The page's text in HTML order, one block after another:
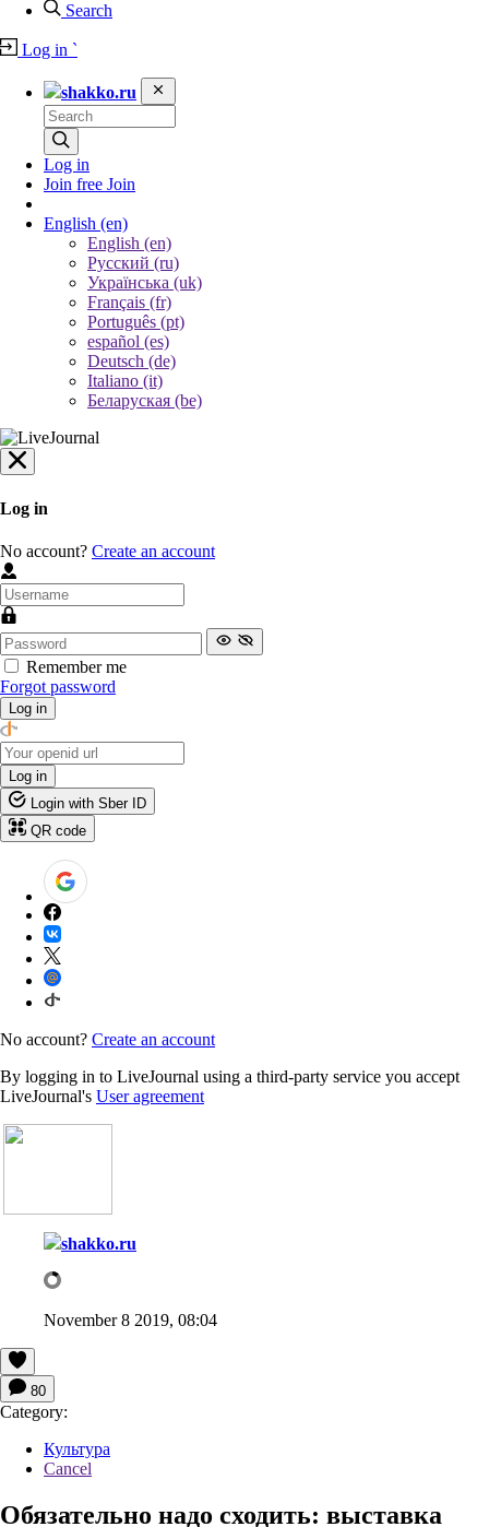
Search
Log in `
shakko.ru
Log in
Join free Join
English (en)
English (en)
Русский (ru)
Українська (uk)
Français (fr)
Português (pt)
español (es)
Deutsch (de)
Italiano (it)
Беларуская (be)
Log in
No account? Create an account
Remember me
Forgot password
Log in
Log in
Login with Sber ID
QR code
No account? Create an account
By logging in to LiveJournal using a third-party service you accept
LiveJournal's User agreement
shakko.ru
November 8 2019, 08:04
80
Category:
Культура
Cancel
Обязательно надо сходить: выставка